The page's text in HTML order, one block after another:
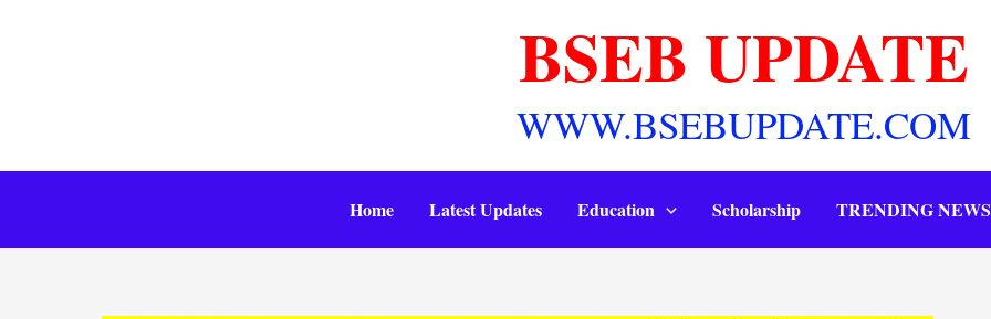
BSEB UPDATE
WWW.BSEBUPDATE.COM
Home Latest Updates Education Scholarship TRENDING NEWS